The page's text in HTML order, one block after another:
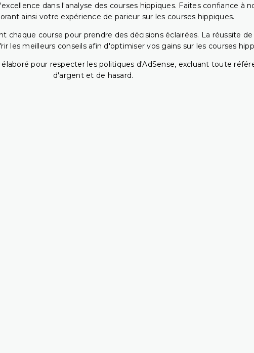
dans l'analyse des courses hippiques. Faites confiance à
ainsi votre expérience de parieur sur les courses hippiques.
chaque course pour prendre des décisions éclairées. La réussite
les meilleurs conseils afin d'optimiser vos gains sur les courses
pour respecter les politiques d'AdSense, excluant toute
d'argent et de hasard.